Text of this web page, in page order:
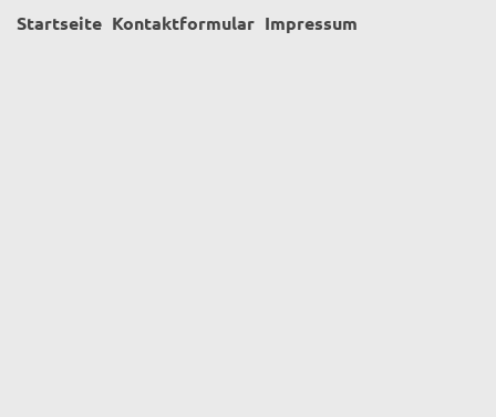
Startseite Kontaktformular Impressum